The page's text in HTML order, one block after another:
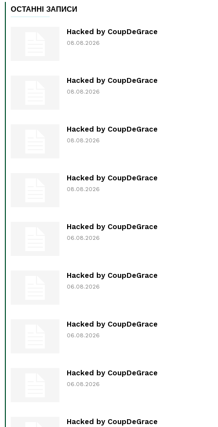
ОСТАННІ ЗАПИСИ
Hacked by CoupDeGrace
08.08.2026
Hacked by CoupDeGrace
08.08.2026
Hacked by CoupDeGrace
08.08.2026
Hacked by CoupDeGrace
08.08.2026
Hacked by CoupDeGrace
06.08.2026
Hacked by CoupDeGrace
06.08.2026
Hacked by CoupDeGrace
06.08.2026
Hacked by CoupDeGrace
06.08.2026
Hacked by CoupDeGrace